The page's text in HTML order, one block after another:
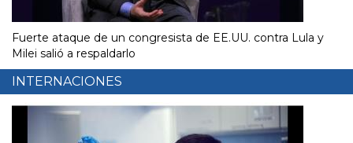
Fuerte ataque de un congresista de EE.UU. contra Lula y
Milei salió a respaldarlo
INTERNACIONES